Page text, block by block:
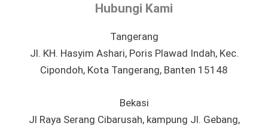
Hubungi Kami
Tangerang
Jl. KH. Hasyim Ashari, Poris Plawad Indah, Kec.
Cipondoh, Kota Tangerang, Banten 15148
Bekasi
Jl Raya Serang Cibarusah, kampung Jl. Gebang,